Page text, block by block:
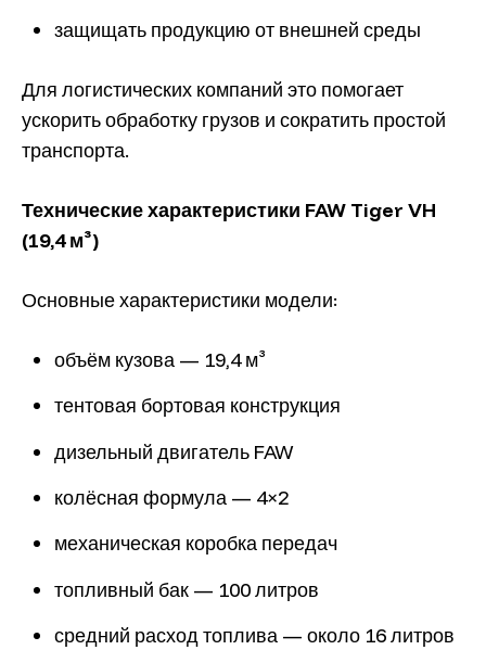
защищать продукцию от внешней среды
Для логистических компаний это помогает
ускорить обработку грузов и сократить простой
транспорта.
Технические характеристики FAW Tiger VH
(19,4 м³)
Основные характеристики модели:
объём кузова — 19,4 м³
тентовая бортовая конструкция
дизельный двигатель FAW
колёсная формула — 4×2
механическая коробка передач
топливный бак — 100 литров
средний расход топлива — около 16 литров